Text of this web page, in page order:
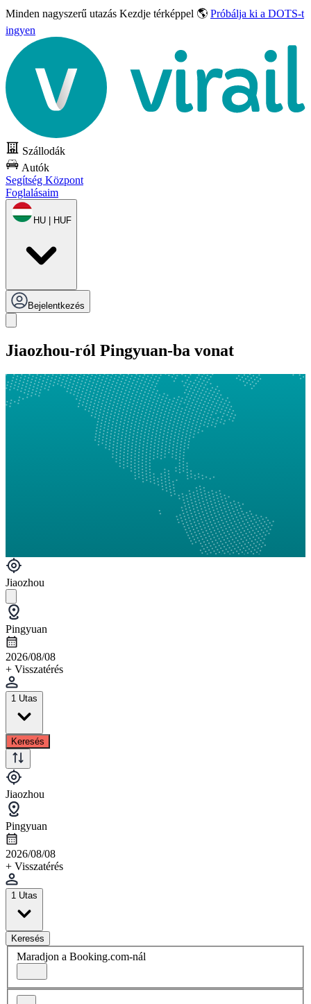
Minden nagyszerű utazás Kezdje térképpel 🌎 Próbálja ki a DOTS-t
ingyen
Szállodák
Autók
Segítség Központ
Foglalásaim
HU | HUF
Bejelentkezés
Jiaozhou-ról Pingyuan-ba vonat
Jiaozhou
Pingyuan
2026/08/08
+ Visszatérés
1 Utas
Keresés
Jiaozhou
Pingyuan
2026/08/08
+ Visszatérés
1 Utas
Keresés
Maradjon a Booking.com-nál